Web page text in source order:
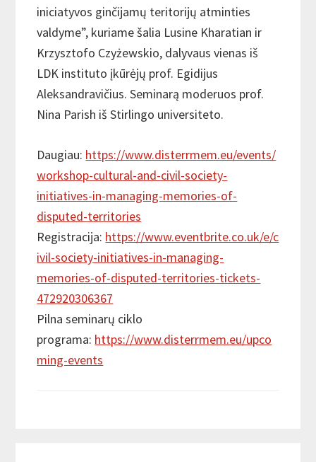
iniciatyvos ginčijamų teritorijų atminties
valdyme”, kuriame šalia Lusine Kharatian ir
Krzysztofo Czyżewskio, dalyvaus vienas iš
LDK instituto įkūrėjų prof. Egidijus
Aleksandravičius. Seminarą moderuos prof.
Nina Parish iš Stirlingo universiteto.
Daugiau: https://www.disterrmem.eu/events/
workshop-cultural-and-civil-society-
initiatives-in-managing-memories-of-
disputed-territories
Registracija: https://www.eventbrite.co.uk/e/c
ivil-society-initiatives-in-managing-
memories-of-disputed-territories-tickets-
472920306367
Pilna seminarų ciklo
programa: https://www.disterrmem.eu/upco
ming-events